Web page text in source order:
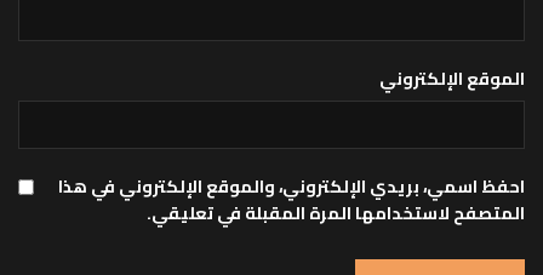
الموقع الإلكتروني
احفظ اسمي، بريدي الإلكتروني، والموقع الإلكتروني في هذا
المتصفح لاستخدامها المرة المقبلة في تعليقي.